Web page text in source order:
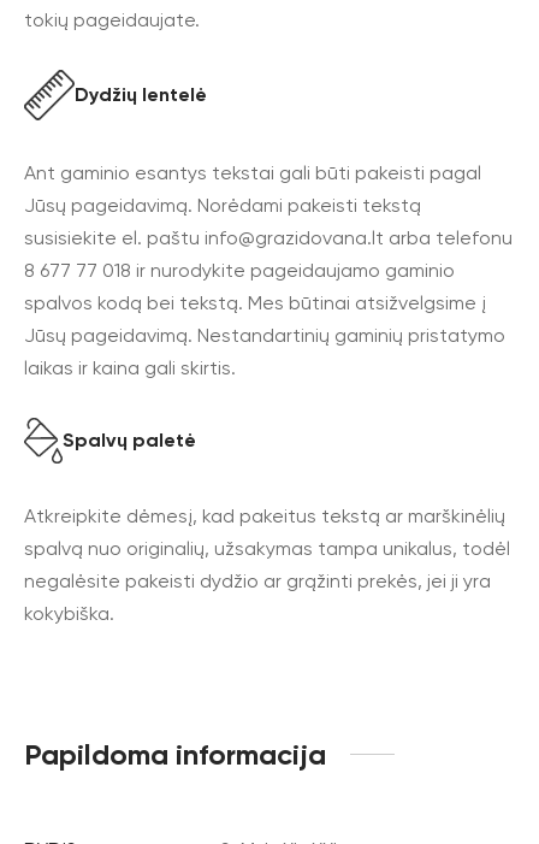
tokių pageidaujate.
Dydžių lentelė
Ant gaminio esantys tekstai gali būti pakeisti pagal
Jūsų pageidavimą. Norėdami pakeisti tekstą
susisiekite el. paštu info@grazidovana.lt arba telefonu
8 677 77 018 ir nurodykite pageidaujamo gaminio
spalvos kodą bei tekstą. Mes būtinai atsižvelgsime į
Jūsų pageidavimą. Nestandartinių gaminių pristatymo
laikas ir kaina gali skirtis.
Spalvų paletė
Atkreipkite dėmesį, kad pakeitus tekstą ar marškinėlių
spalvą nuo originalių, užsakymas tampa unikalus, todėl
negalėsite pakeisti dydžio ar grąžinti prekės, jei ji yra
kokybiška.
Papildoma informacija